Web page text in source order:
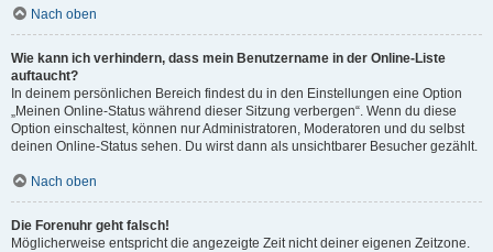
Nach oben
Wie kann ich verhindern, dass mein Benutzername in der Online-Liste
auftaucht?
In deinem persönlichen Bereich findest du in den Einstellungen eine Option
„Meinen Online-Status während dieser Sitzung verbergen“. Wenn du diese
Option einschaltest, können nur Administratoren, Moderatoren und du selbst
deinen Online-Status sehen. Du wirst dann als unsichtbarer Besucher gezählt.
Nach oben
Die Forenuhr geht falsch!
Möglicherweise entspricht die angezeigte Zeit nicht deiner eigenen Zeitzone.